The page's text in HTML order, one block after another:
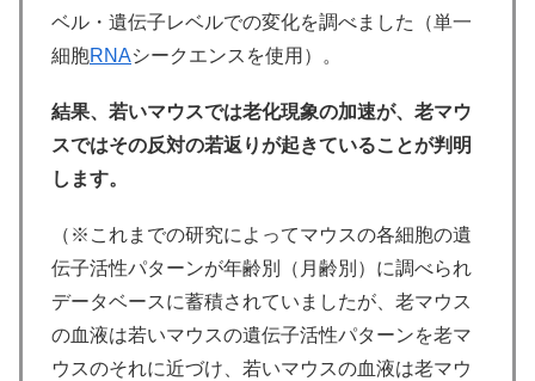
ベル・遺伝子レベルでの変化を調べました（単一
細胞RNAシークエンスを使用）。
結果、若いマウスでは老化現象の加速が、老マウ
スではその反対の若返りが起きていることが判明
します。
（※これまでの研究によってマウスの各細胞の遺
伝子活性パターンが年齢別（月齢別）に調べられ
データベースに蓄積されていましたが、老マウス
の血液は若いマウスの遺伝子活性パターンを老マ
ウスのそれに近づけ、若いマウスの血液は老マウ